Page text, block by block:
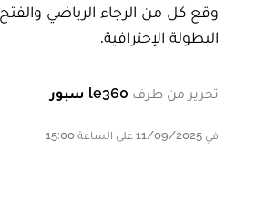
وقع كل من الرجاء الرياضي
البطولة الإحترافية.
تحرير من طرف le360 سبور
في 11/09/2025 على الساعة 15:00